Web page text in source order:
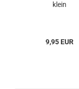
klein
9,95 EUR